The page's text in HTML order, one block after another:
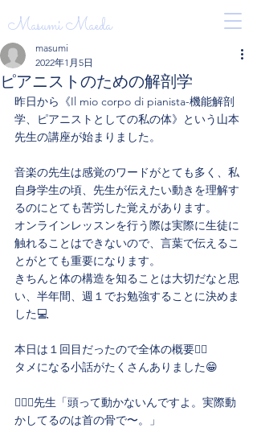
Masumi Maeda
ピアニストのための解剖学
masumi
2022年1月5日
昨日から《Il mio corpo di pianista-機能解剖
学、ピアニストとしての私の体》という山本
先生の講座が始まりました。
音楽の先生は感覚のワードがとても多く、私
自身学生の頃、先生が伝えたい動きを理解す
るのにとても苦労した覚えがあります。
オンラインレッスンを行う際は実際に生徒に
触れることはできないので、言葉で伝えるこ
とがとても重要になります。
きちんと体の構造を知ることは大切だなと思
い、半年間、週１でお勉強することに決めま
した💻
本日は１回目だったので全体の概要👍🏻
タメになる小話がたくさんありました😁
👨🏻‍⚕️先生「頭って動かないんですよ。実際動
かしてるのは首の骨で〜。」